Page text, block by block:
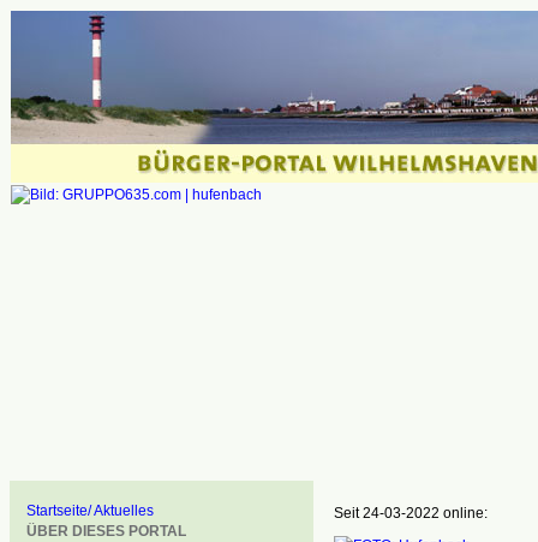
Startseite/ Aktuelles
ÜBER DIESES PORTAL
Seit 24-03-2022 online: